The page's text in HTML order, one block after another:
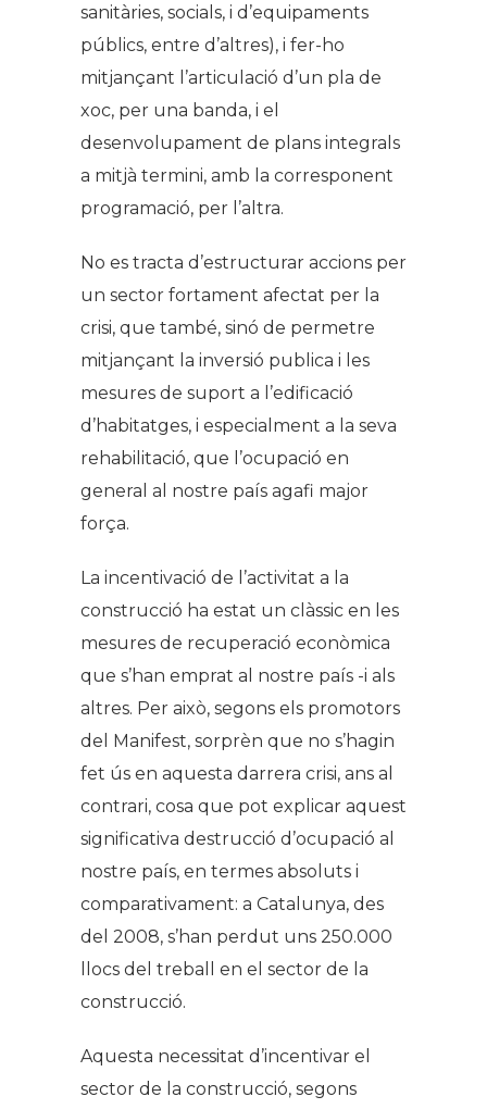
sanitàries, socials, i d’equipaments
públics, entre d’altres), i fer-ho
mitjançant l’articulació d’un pla de
xoc, per una banda, i el
desenvolupament de plans integrals
a mitjà termini, amb la corresponent
programació, per l’altra.
No es tracta d’estructurar accions per
un sector fortament afectat per la
crisi, que també, sinó de permetre
mitjançant la inversió publica i les
mesures de suport a l’edificació
d’habitatges, i especialment a la seva
rehabilitació, que l’ocupació en
general al nostre país agafi major
força.
La incentivació de l’activitat a la
construcció ha estat un clàssic en les
mesures de recuperació econòmica
que s’han emprat al nostre país -i als
altres. Per això, segons els promotors
del Manifest, sorprèn que no s’hagin
fet ús en aquesta darrera crisi, ans al
contrari, cosa que pot explicar aquest
significativa destrucció d’ocupació al
nostre país, en termes absoluts i
comparativament: a Catalunya, des
del 2008, s’han perdut uns 250.000
llocs del treball en el sector de la
construcció.
Aquesta necessitat d’incentivar el
sector de la construcció, segons